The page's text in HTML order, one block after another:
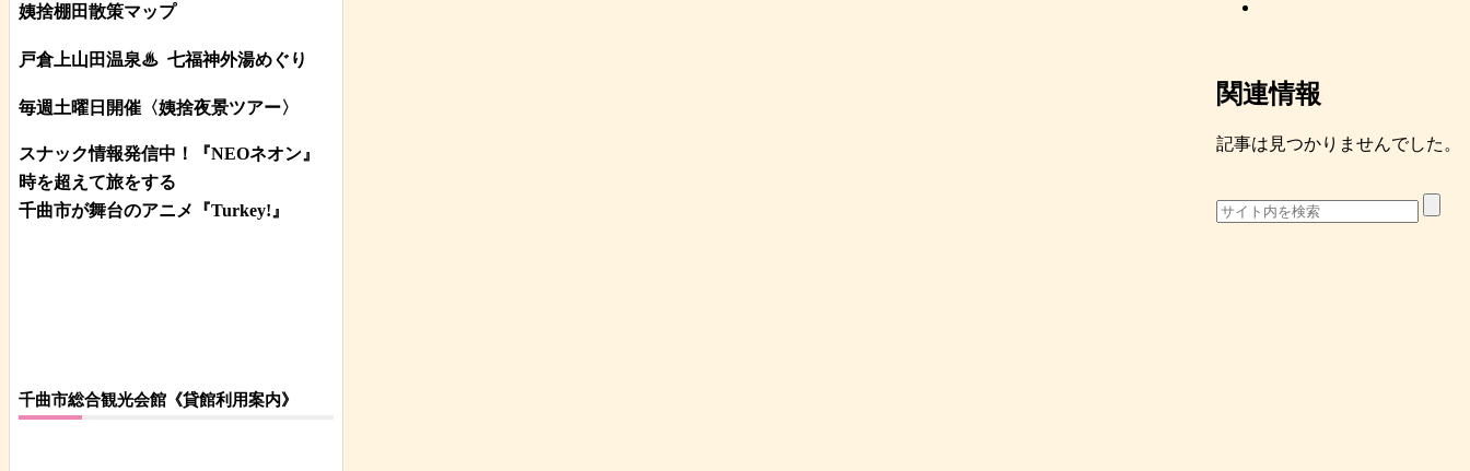
関連情報
記事は見つかりませんでした。
姨捨棚田散策マップ
戸倉上山田温泉♨ 七福神外湯めぐり
毎週土曜日開催〈姨捨夜景ツアー〉
スナック情報発信中！『NEOネオン』
時を超えて旅をする
千曲市が舞台のアニメ『Turkey!』
千曲市総合観光会館《貸館利用案内》